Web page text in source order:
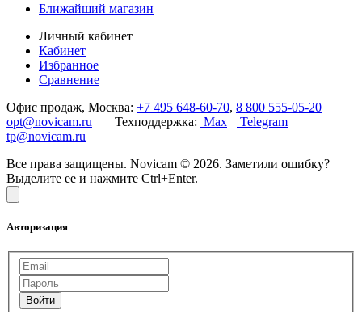
Ближайший магазин
Личный кабинет
Кабинет
Избранное
Сравнение
Офис продаж, Москва: +7 495 648-60-70, 8 800 555-05-20
opt@novicam.ru Техподдержка: Max
Telegram
tp@novicam.ru
Все права защищены. Novicam © 2026. Заметили ошибку?
Выделите ее и нажмите Ctrl+Enter.
Авторизация